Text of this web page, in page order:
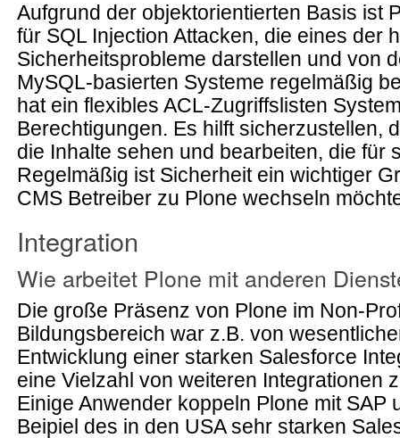
Aufgrund der objektorientierten Basis ist
für SQL Injection Attacken, die eines der
Sicherheitsprobleme darstellen und von
MySQL-basierten Systeme regelmäßig
hat ein flexibles ACL-Zugriffslisten
Berechtigungen. Es hilft sicherzustellen,
die Inhalte sehen und bearbeiten, die für
Regelmäßig ist Sicherheit ein wichtiger
CMS Betreiber zu Plone wechseln
Integration
Wie arbeitet Plone mit anderen
Die große Präsenz von Plone im Non-
Bildungsbereich war z.B. von
Entwicklung einer starken Salesforce
eine Vielzahl von weiteren Integrationen
Einige Anwender koppeln Plone mit SAP
Beipiel des in den USA sehr starken